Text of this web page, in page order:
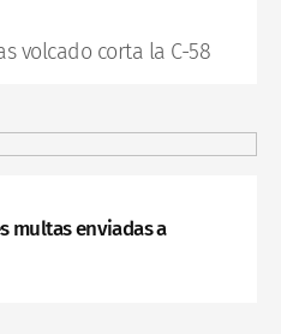
volcado corta la C-58
multas enviadas a